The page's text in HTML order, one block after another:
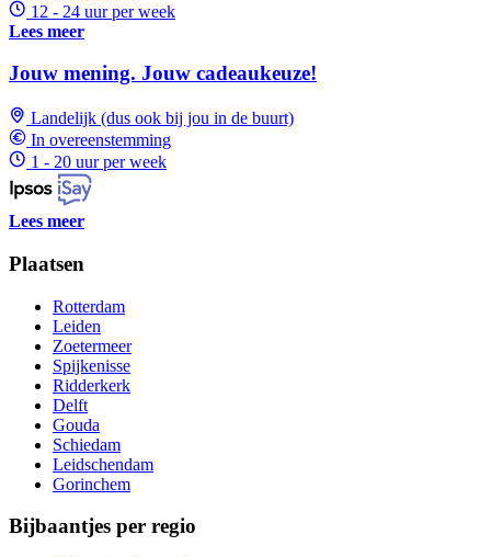
12 - 24 uur per week
Lees meer
Jouw mening. Jouw cadeaukeuze!
Landelijk (dus ook bij jou in de buurt)
In overeenstemming
1 - 20 uur per week
Lees meer
Plaatsen
Rotterdam
Leiden
Zoetermeer
Spijkenisse
Ridderkerk
Delft
Gouda
Schiedam
Leidschendam
Gorinchem
Bijbaantjes per regio